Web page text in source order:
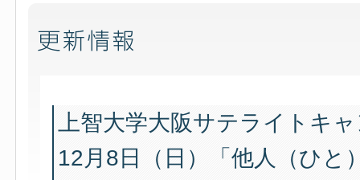
上智大学大阪サテライトキ
12月8日（日）「他人（ひと